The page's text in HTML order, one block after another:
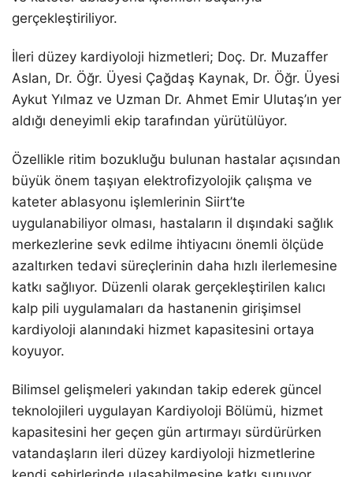
gerçekleştiriliyor.
İleri düzey kardiyoloji hizmetleri; Doç. Dr. Muzaffer
Aslan, Dr. Öğr. Üyesi Çağdaş Kaynak, Dr. Öğr. Üyesi
Aykut Yılmaz ve Uzman Dr. Ahmet Emir Ulutaş’ın yer
aldığı deneyimli ekip tarafından yürütülüyor.
Özellikle ritim bozukluğu bulunan hastalar açısından
büyük önem taşıyan elektrofizyolojik çalışma ve
kateter ablasyonu işlemlerinin Siirt’te
uygulanabiliyor olması, hastaların il dışındaki sağlık
merkezlerine sevk edilme ihtiyacını önemli ölçüde
azaltırken tedavi süreçlerinin daha hızlı ilerlemesine
katkı sağlıyor. Düzenli olarak gerçekleştirilen kalıcı
kalp pili uygulamaları da hastanenin girişimsel
kardiyoloji alanındaki hizmet kapasitesini ortaya
koyuyor.
Bilimsel gelişmeleri yakından takip ederek güncel
teknolojileri uygulayan Kardiyoloji Bölümü, hizmet
kapasitesini her geçen gün artırmayı sürdürürken
vatandaşların ileri düzey kardiyoloji hizmetlerine